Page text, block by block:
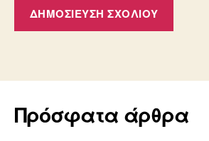
Πρόσφατα άρθρα